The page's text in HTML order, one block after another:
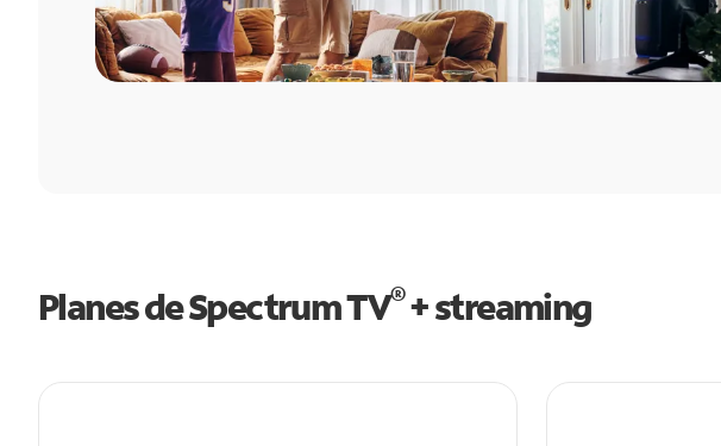
Planes de Spectrum TV®+ streaming